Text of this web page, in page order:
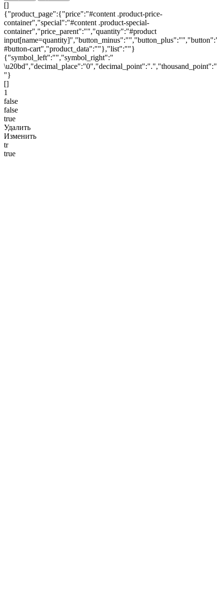
[]
{"product_page":{"price":"#content .product-price-
container","special":"#content .product-special-
container","price_parent":"","quantity":"#product
#button-cart","product_data":""},"list":""}
{"symbol_left":"","symbol_right":"
\u20bd","decimal_place":"0","decimal_point":".","thousand_point":"
"}
[]
1
false
false
true
Удалить
Изменить
tr
true